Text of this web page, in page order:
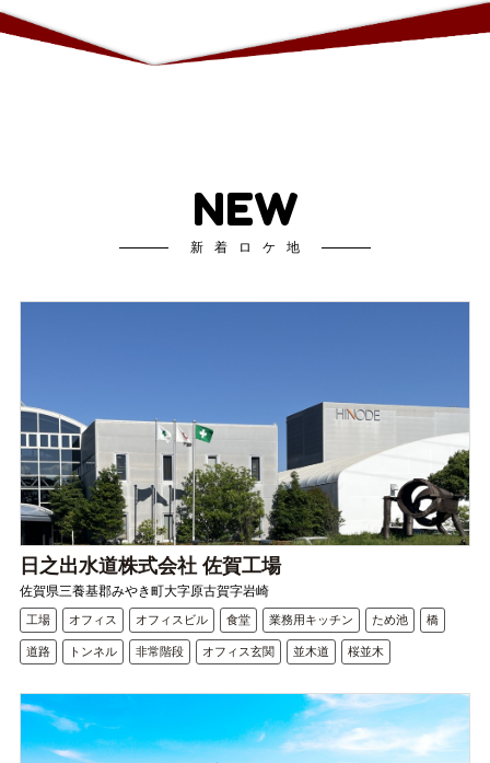
NEW
新着ロケ地
日之出水道株式会社 佐賀工場
佐賀県三養基郡みやき町大字原古賀字岩崎
工場 オフィス オフィスビル 食堂 業務用キッチン ため池 橋
道路 トンネル 非常階段 オフィス玄関 並木道 桜並木